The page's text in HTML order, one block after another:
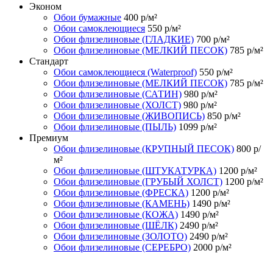
Эконом
Обои бумажные 400 р/м²
Обои самоклеющиеся 550 р/м²
Обои флизелиновые (ГЛАДКИЕ) 700 р/м²
Обои флизелиновые (МЕЛКИЙ ПЕСОК) 785 р/м²
Стандарт
Обои самоклеющиеся (Waterproof) 550 р/м²
Обои флизелиновые (МЕЛКИЙ ПЕСОК) 785 р/м²
Обои флизелиновые (САТИН) 980 р/м²
Обои флизелиновые (ХОЛСТ) 980 р/м²
Обои флизелиновые (ЖИВОПИСЬ) 850 р/м²
Обои флизелиновые (ПЫЛЬ) 1099 р/м²
Премиум
Обои флизелиновые (КРУПНЫЙ ПЕСОК) 800 р/
м²
Обои флизелиновые (ШТУКАТУРКА) 1200 р/м²
Обои флизелиновые (ГРУБЫЙ ХОЛСТ) 1200 р/м²
Обои флизелиновые (ФРЕСКА) 1200 р/м²
Обои флизелиновые (КАМЕНЬ) 1490 р/м²
Обои флизелиновые (КОЖА) 1490 р/м²
Обои флизелиновые (ШЁЛК) 2490 р/м²
Обои флизелиновые (ЗОЛОТО) 2490 р/м²
Обои флизелиновые (СЕРЕБРО) 2000 р/м²